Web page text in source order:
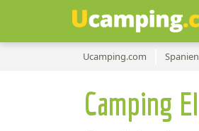
Ucamping.com Spanien
Camping